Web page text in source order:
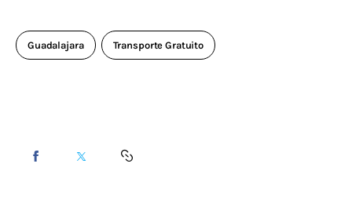
Guadalajara Transporte Gratuito